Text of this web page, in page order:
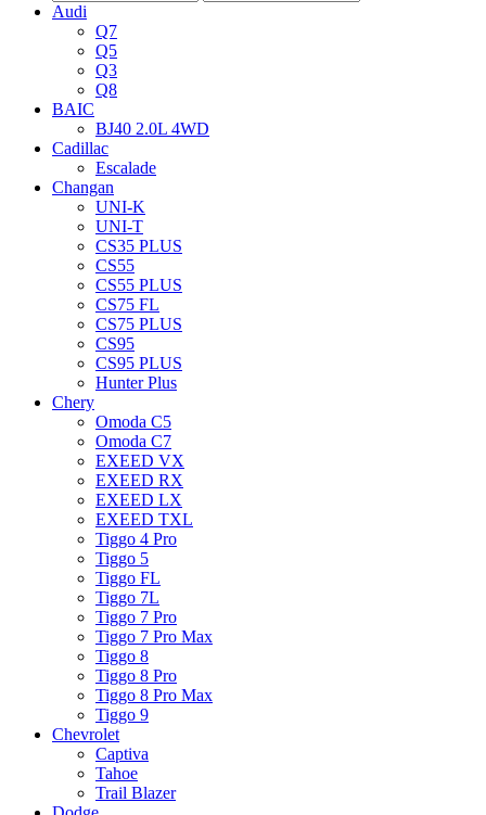
Audi
Q7
Q5
Q3
Q8
BAIC
BJ40 2.0L 4WD
Cadillac
Escalade
Changan
UNI-K
UNI-T
CS35 PLUS
CS55
CS55 PLUS
CS75 FL
CS75 PLUS
CS95
CS95 PLUS
Hunter Plus
Chery
Omoda C5
Omoda C7
EXEED VX
EXEED RX
EXEED LX
EXEED TXL
Tiggo 4 Pro
Tiggo 5
Tiggo FL
Tiggo 7L
Tiggo 7 Pro
Tiggo 7 Pro Max
Tiggo 8
Tiggo 8 Pro
Tiggo 8 Pro Max
Tiggo 9
Chevrolet
Captiva
Tahoe
Trail Blazer